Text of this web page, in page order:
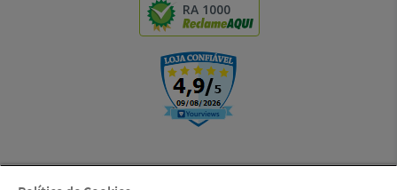
RA 1000